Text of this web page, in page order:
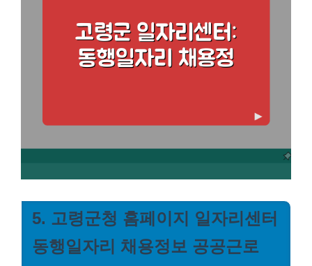
5. 고령군청 홈페이지 일자리센터
동행일자리 채용정보 공공근로